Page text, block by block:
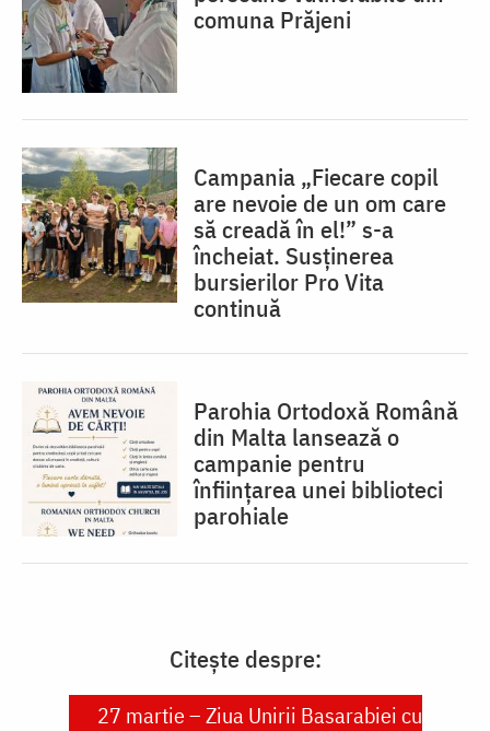
comuna Prăjeni
Campania „Fiecare copil
are nevoie de un om care
să creadă în el!” s-a
încheiat. Susținerea
bursierilor Pro Vita
continuă
Parohia Ortodoxă Română
din Malta lansează o
campanie pentru
înființarea unei biblioteci
parohiale
Citește despre:
27 martie – Ziua Unirii Basarabiei cu